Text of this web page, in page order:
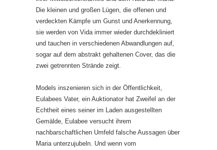
Die kleinen und großen Lügen, die offenen und
verdeckten Kämpfe um Gunst und Anerkennung,
sie werden von Vida immer wieder durchdekliniert
und tauchen in verschiedenen Abwandlungen auf,
sogar auf dem abstrakt gehaltenen Cover, das die
zwei getrennten Strände zeigt.
Models inszenieren sich in der Öffentlichkeit,
Eulabees Vater, ein Auktionator hat Zweifel an der
Echtheit eines seiner im Laden ausgestellten
Gemälde, Eulabee versucht ihrem
nachbarschaftlichen Umfeld falsche Aussagen über
Maria unterzujubeln. Und wenn vom